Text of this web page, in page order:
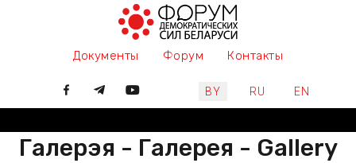
Документы Форум Контакты
Выберите язык
BY RU EN
Галерэя - Галерея - Gallery